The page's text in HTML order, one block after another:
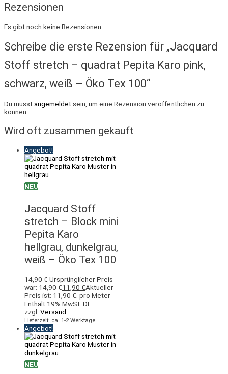
Rezensionen
Es gibt noch keine Rezensionen.
Schreibe die erste Rezension für „Jacquard
Stoff stretch – quadrat Pepita Karo pink,
schwarz, weiß – Öko Tex 100“
Du musstangemeldet sein, um eine Rezension veröffentlichen zu
können.
Wird oft zusammen gekauft
Angebot!
NEU
Jacquard Stoff
stretch – Block mini
Pepita Karo
hellgrau, dunkelgrau,
weiß – Öko Tex 100
14,90€Ursprünglicher Preis
war: 14,90 €11,90 €Aktueller
Preis ist: 11,90 €. pro Meter
Enthält 19% MwSt. DE
zzgl. Versand
Lieferzeit: ca. 1-2 Werktage
Angebot!
NEU